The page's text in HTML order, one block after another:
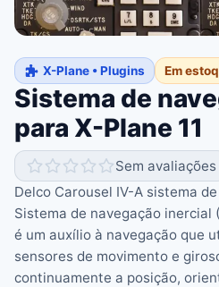
X-Plane • Plugins Em
Sistema de
para X-Plane 11
Sem avaliações
Delco Carousel IV-A sistema
Sistema de navegação inercial
é um auxílio à navegação que
sensores de movimento e
continuamente a posição,